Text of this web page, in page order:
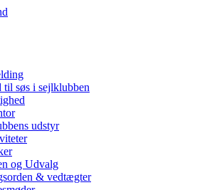
til søs i sejlklubben
udstyr
og Udvalg
& vedtægter